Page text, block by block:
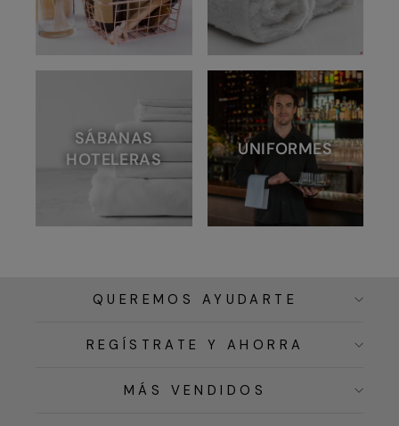
SÁBANAS
HOTELERAS
UNIFORMES
QUEREMOS AYUDARTE
REGÍSTRATE Y AHORRA
MÁS VENDIDOS